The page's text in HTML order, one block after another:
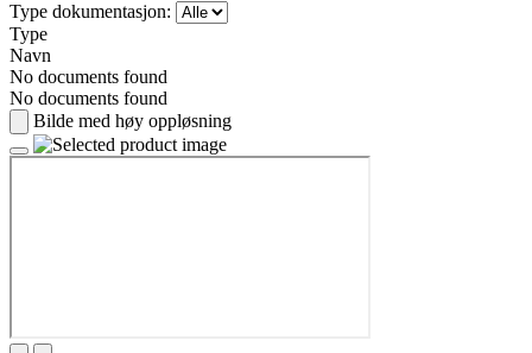
Type dokumentasjon:
Type
Navn
No documents found
No documents found
Bilde med høy oppløsning